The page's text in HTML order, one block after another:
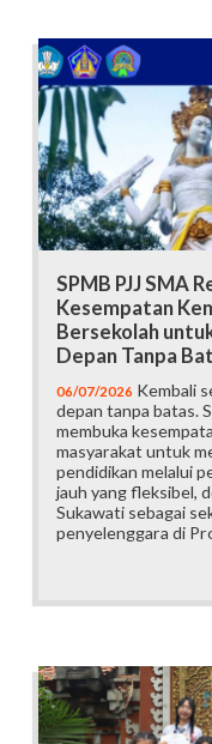
SPMB PJJ SMA
Kesempatan
Bersekolah
Depan Tanpa
06/07/2026 Kembali
depan tanpa batas.
membuka
masyarakat untuk
pendidikan melalui
jauh yang fleksibel,
Sukawati sebagai
penyelenggara di